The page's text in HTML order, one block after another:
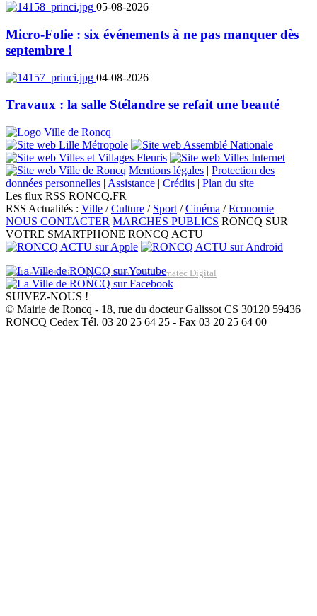
05-08-2026
Micro-Folie : six événements à ne pas manquer dès
septembre !
04-08-2026
Travaux : la salle Stélandre se refait une beauté
Mentions légales | Protection des
données personnelles | Assistance | Crédits | Plan du site
Les flux RSS RONCQ.FR
RSS Actualités : Ville /Culture / Sport /Cinéma /Economie
NOUS CONTACTER MARCHES PUBLICS RONCQ SUR
VOTRE SMARTPHONE RONCQ ACTU
Réalisation du site: Agence Web Lille Promatec Digital
SUIVEZ-NOUS !
© Mairie de Roncq - 18, rue du docteur Galissot CS 30120 59436
RONCQ Cedex Tél. 03 20 25 64 25 - Fax 03 20 25 64 00